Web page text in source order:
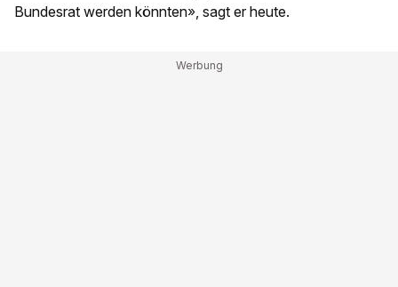
Bundesrat werden könnten», sagt er heute.